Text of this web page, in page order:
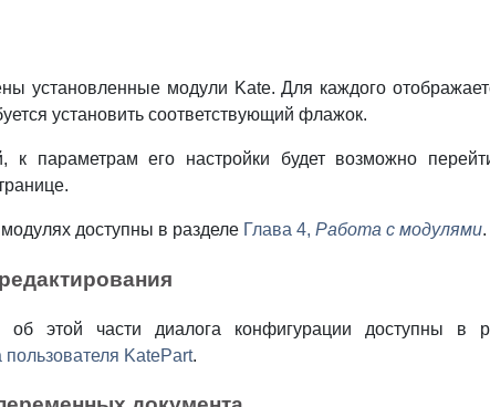
установленные модули Kate. Для каждого
установить соответствующий флажок.
к параметрам его настройки будет возможно
доступны в разделе Глава 4, Работа с модулями.
об этой части диалога конфигурации доступны в
KatePart.